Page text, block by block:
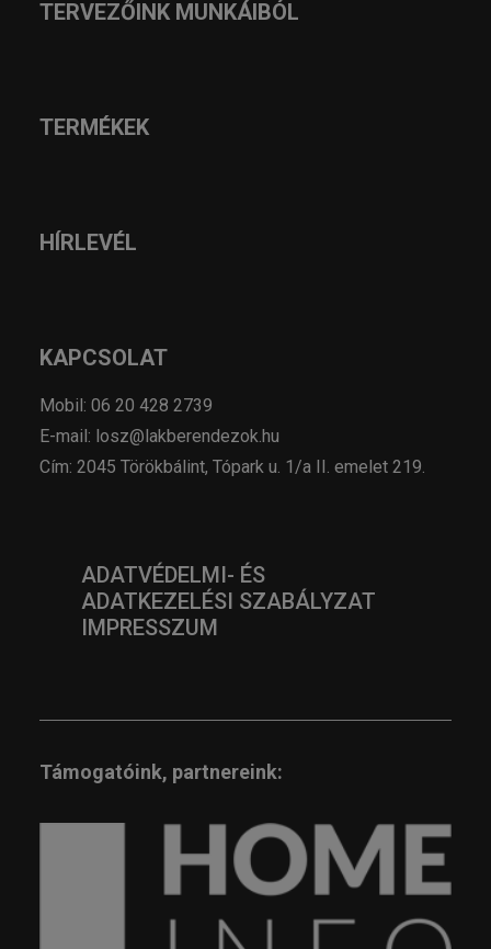
TERVEZŐINK MUNKÁIBÓL
TERMÉKEK
HÍRLEVÉL
KAPCSOLAT
Mobil: 06 20 428 2739
E-mail: losz@lakberendezok.hu
Cím: 2045 Törökbálint, Tópark u. 1/a II. emelet 219.
ADATVÉDELMI- ÉS
ADATKEZELÉSI SZABÁLYZAT
IMPRESSZUM
Támogatóink, partnereink: